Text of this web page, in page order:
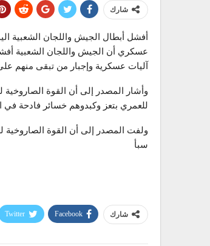
شارك
أفشل أبطال الجيش واللجان الشعبية
عسكري أن الجيش واللجان الشعبية
آليات عسكرية وإجبار من تبقى منهم
وأشار المصدر إلى أن القوة الصاروخية
للعمري بتعز وكبدوهم خسائر فادحة في
ولفت المصدر إلى أن القوة
سبأ
شارك Facebook
Twitter